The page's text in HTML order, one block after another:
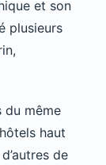
et son
plusieurs
du même
haut
de